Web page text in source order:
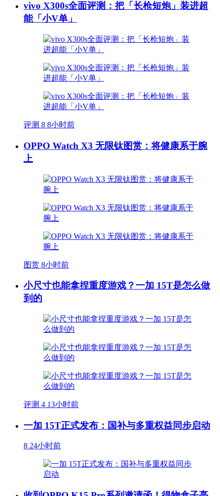
vivo X300s全面评测：把「长枪短炮」装进超
能「小V单」
评测 8 8小时前
OPPO Watch X3 无限钛图赏：将健康系于腕
上
图赏 8小时前
小尺寸也能拿捏重度游戏？一加 15T是怎么做
到的
评测 4 13小时前
一加 15T正式发布：国补与多重权益同步启动
8 24小时前